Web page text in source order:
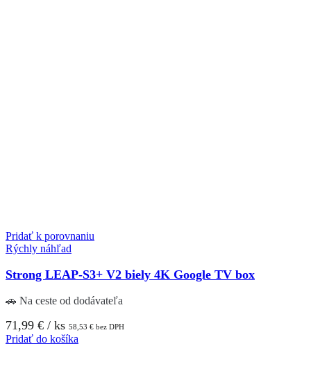
Pridať k porovnaniu
Rýchly náhľad
Strong LEAP-S3+ V2 biely 4K Google TV box
🚗 Na ceste od dodávateľa
71,99 € / ks 58,53 € bez DPH
Pridať do košíka